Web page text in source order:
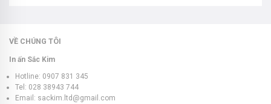
VỀ CHÚNG TÔI
In ấn Sắc Kim
Hotline: 0907 831 345
Tel: 028 38943 744
Email: sackim.ltd@gmail.com